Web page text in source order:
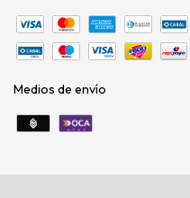
Medios de envío